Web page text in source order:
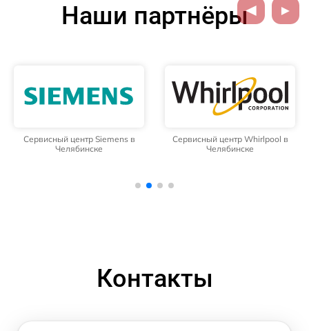
Наши партнёры
Сервисный центр Siemens в
Челябинске
Сервисный центр Whirlpool в
Челябинске
Контакты